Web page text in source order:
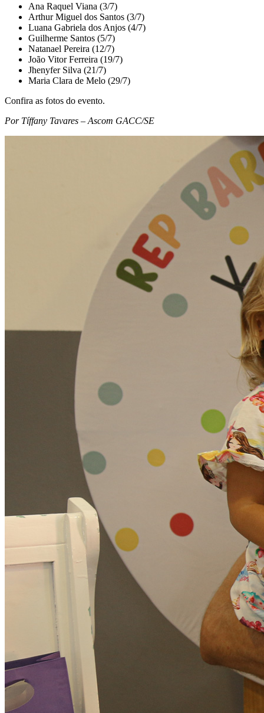
Ana Raquel Viana (3/7)
Arthur Miguel dos Santos (3/7)
Luana Gabriela dos Anjos (4/7)
Guilherme Santos (5/7)
Natanael Pereira (12/7)
João Vitor Ferreira (19/7)
Jhenyfer Silva (21/7)
Maria Clara de Melo (29/7)
Confira as fotos do evento.
Por Tíffany Tavares – Ascom GACC/SE